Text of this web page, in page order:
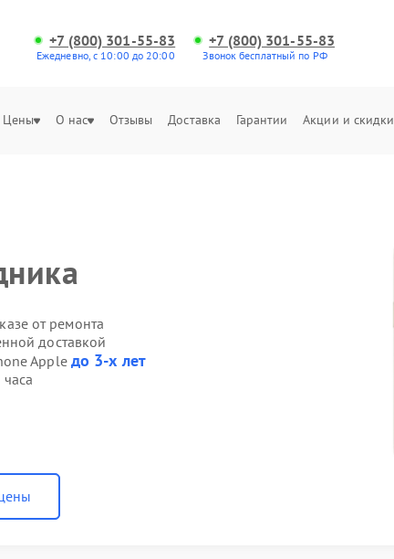
+7 (800) 301-55-83
Ежедневно, с 10:00 до 20:00
+7 (800) 301-55-83
Звонок бесплатный по РФ
Цены О нас Отзывы Доставка Гарантии Акции и скидки
от ремонта
доставкой
Apple до 3-х лет